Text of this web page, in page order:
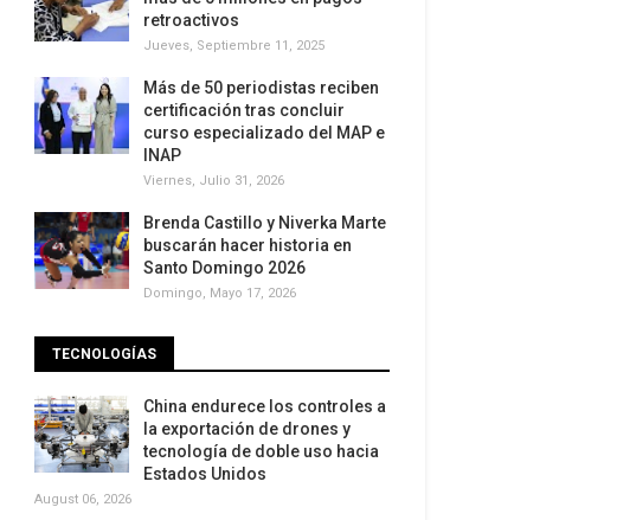
retroactivos
Jueves, Septiembre 11, 2025
Más de 50 periodistas reciben
certificación tras concluir
curso especializado del MAP e
INAP
Viernes, Julio 31, 2026
Brenda Castillo y Niverka Marte
buscarán hacer historia en
Santo Domingo 2026
Domingo, Mayo 17, 2026
TECNOLOGÍAS
China endurece los controles a
la exportación de drones y
tecnología de doble uso hacia
Estados Unidos
August 06, 2026